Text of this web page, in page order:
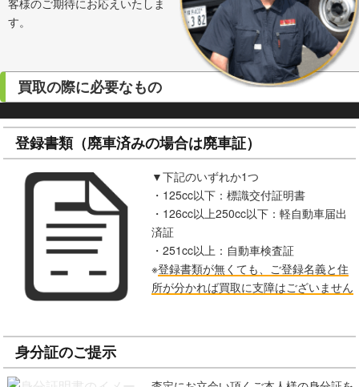
す。
買取の際に必要なもの
登録書類（廃車済みの場合は廃車証）
▼下記のいずれか1つ
・125cc以下：標識交付証明書
・126cc以上250cc以下：軽自動車届出
済証
・251cc以上：自動車検査証
※登録書類が無くても、ご登録名義と住
所が分かれば買取に支障はございません
身分証のご提示